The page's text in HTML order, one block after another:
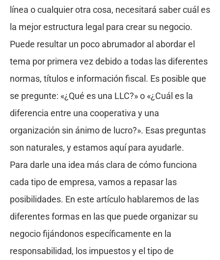
línea o cualquier otra cosa, necesitará saber cuál es
la mejor estructura legal para crear su negocio.
Puede resultar un poco abrumador al abordar el
tema por primera vez debido a todas las diferentes
normas, títulos e información fiscal. Es posible que
se pregunte: «¿Qué es una LLC?» o «¿Cuál es la
diferencia entre una cooperativa y una
organización sin ánimo de lucro?». Esas preguntas
son naturales, y estamos aquí para ayudarle.
Para darle una idea más clara de cómo funciona
cada tipo de empresa, vamos a repasar las
posibilidades. En este artículo hablaremos de las
diferentes formas en las que puede organizar su
negocio fijándonos específicamente en la
responsabilidad, los impuestos y el tipo de